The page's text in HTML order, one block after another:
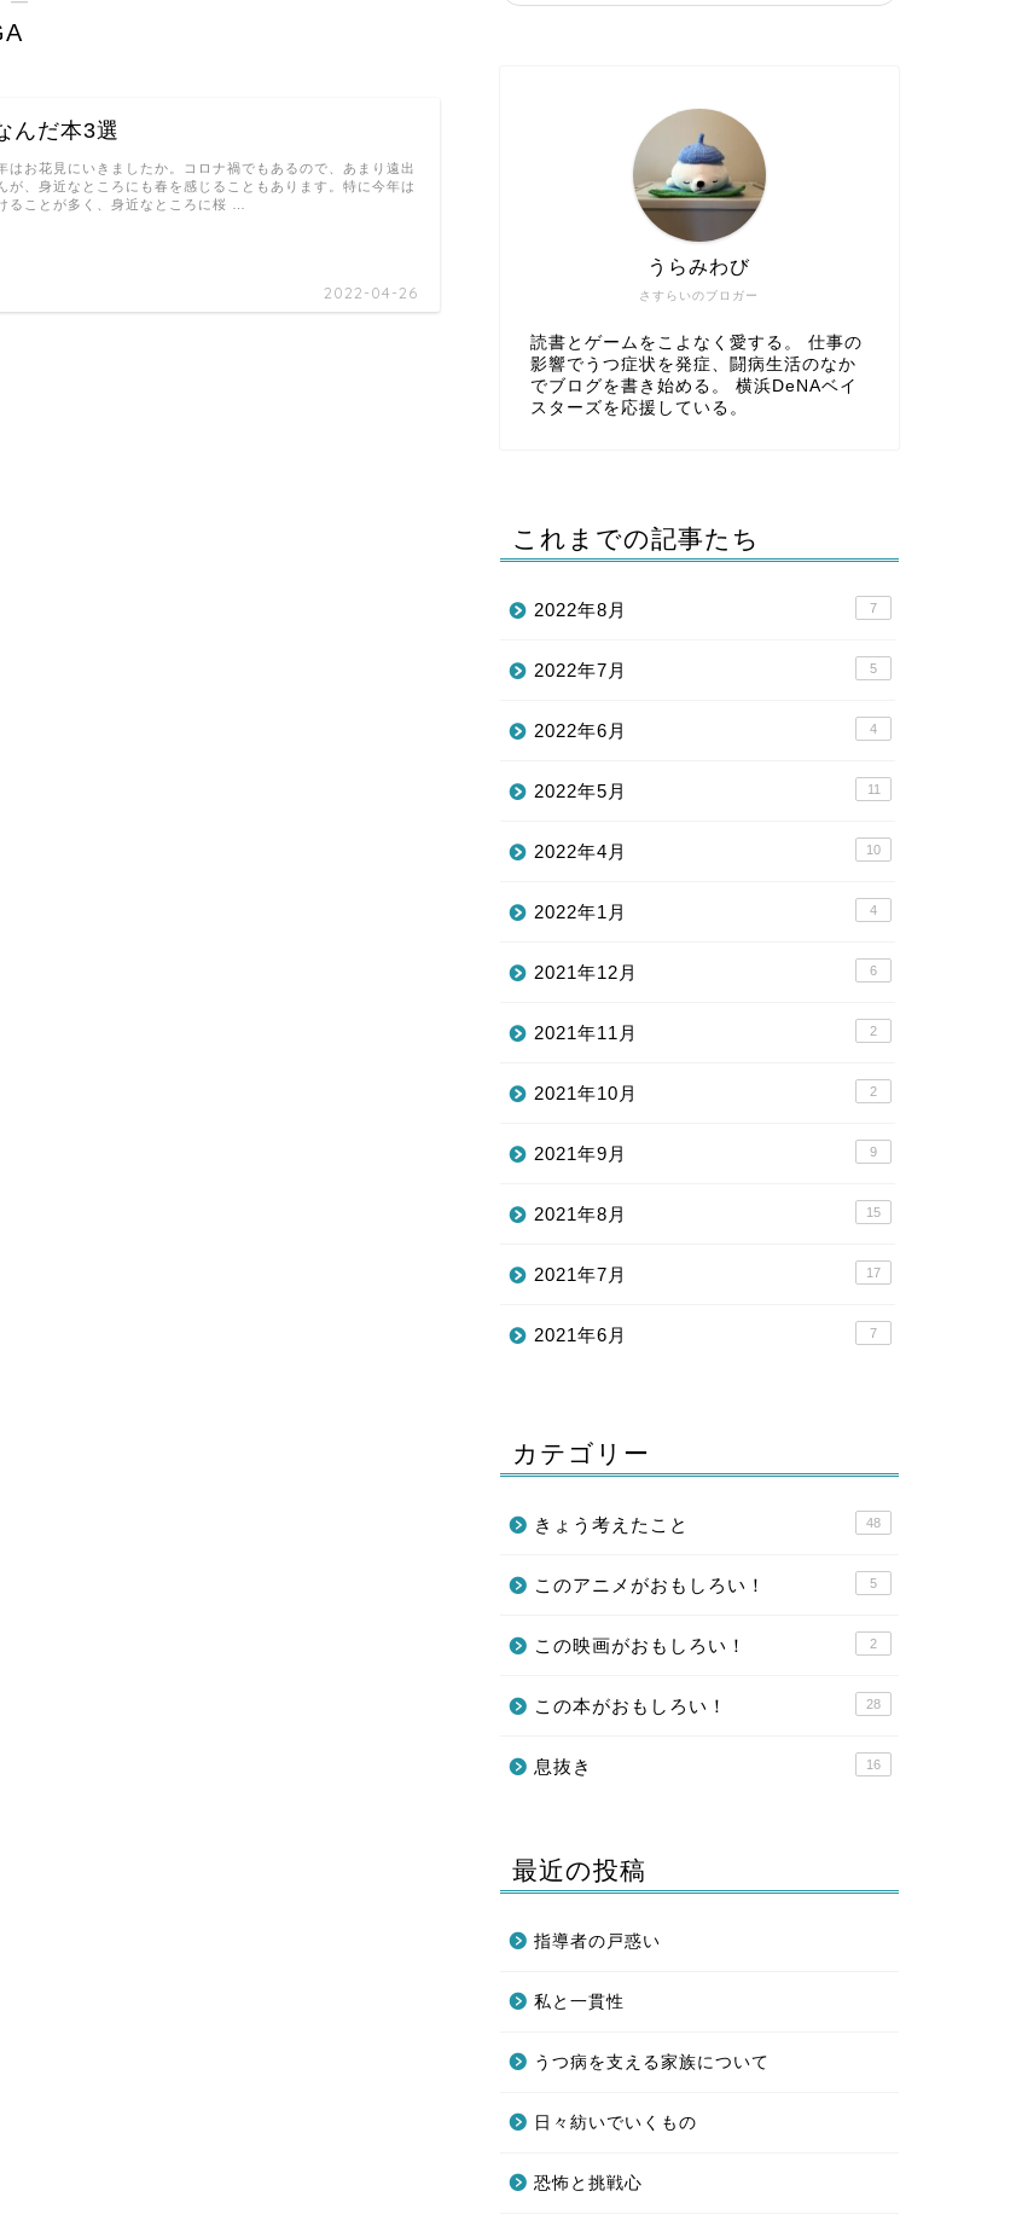
んだ本3選
2022-04-26
はお花見にいきましたか。コロナ禍でもあるので、あまり遠出
が、身近なところにも春を感じることもあります。特に今年は
ることが多く、身近なところに桜 …
さすらいのブロガー
うらみわび
読書とゲームをこよなく愛する。 仕事の
影響でうつ症状を発症、闘病生活のなか
でブログを書き始める。 横浜DeNAベイ
スターズを応援している。
これまでの記事たち
2022年8月 7
2022年7月 5
2022年6月 4
2022年5月 11
2022年4月 10
2022年1月 4
2021年12月 6
2021年11月 2
2021年10月 2
2021年9月 9
2021年8月 15
2021年7月 17
2021年6月 7
カテゴリー
きょう考えたこと 48
このアニメがおもしろい！ 5
この映画がおもしろい！ 2
この本がおもしろい！ 28
息抜き 16
最近の投稿
指導者の戸惑い
私と一貫性
うつ病を支える家族について
日々紡いでいくもの
恐怖と挑戦心